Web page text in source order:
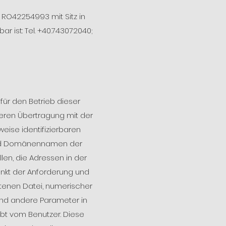
RO42254993 mit Sitz in
ist: Tel. +40.743072040;
den Betrieb dieser
Übertragung mit der
identifizierbaren
Domänennamen der
die Adressen in der
der Anforderung und
Datei, numerischer
andere Parameter in
vom Benutzer. Diese